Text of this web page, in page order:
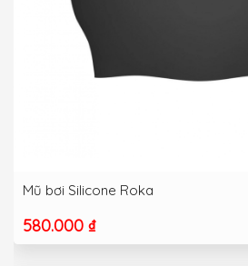
Mũ bơi Silicone Roka
580.000 ₫